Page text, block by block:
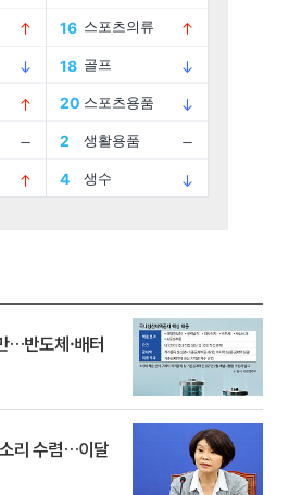
…반도체·배터
리 수렴…이달